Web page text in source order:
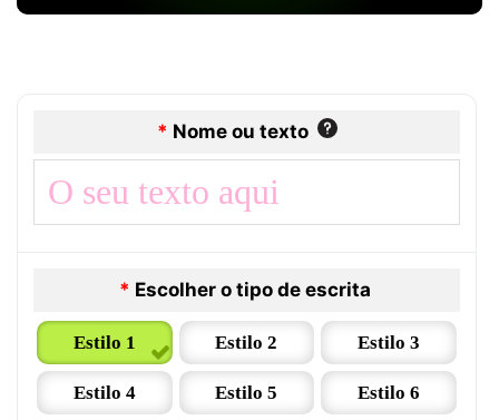
* Nome ou texto
* Escolher o tipo de escrita
Estilo 1 Estilo 2 Estilo 3
Estilo 4 Estilo 5 Estilo 6